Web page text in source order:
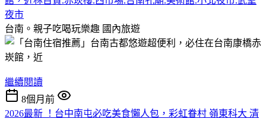
夜市
台南。親子吃喝玩樂趣 國內旅遊
繼續閱讀
8個月前
2026最新 ！台中南屯必吃美食懶人包，彩虹眷村 嶺東科大 清